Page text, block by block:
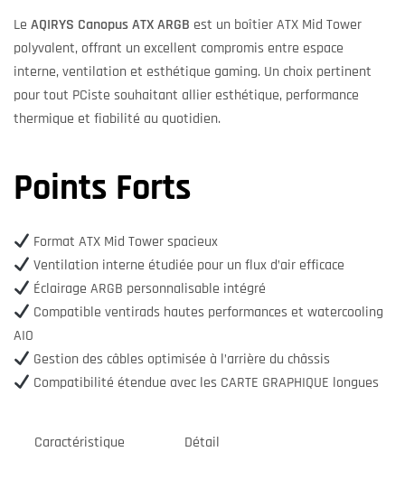
Le AQIRYS Canopus ATX ARGB est un boîtier ATX Mid Tower
polyvalent, offrant un excellent compromis entre espace
interne, ventilation et esthétique gaming. Un choix pertinent
pour tout PCiste souhaitant allier esthétique, performance
thermique et fiabilité au quotidien.
Points Forts
Format ATX Mid Tower spacieux
Ventilation interne étudiée pour un flux d’air efficace
Éclairage ARGB personnalisable intégré
Compatible ventirads hautes performances et watercooling
AIO
Gestion des câbles optimisée à l’arrière du châssis
Compatibilité étendue avec les CARTE GRAPHIQUE longues
Caractéristique Détail